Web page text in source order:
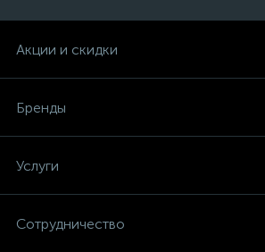
Акции и скидки
Бренды
Услуги
Сотрудничество